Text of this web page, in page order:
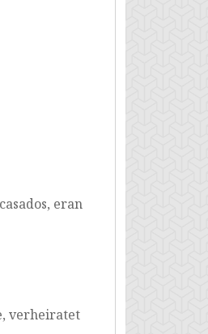
eran
verheiratet